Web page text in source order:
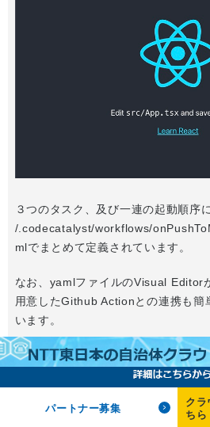
３つのタスク、及び一連の起動順序
/.codecatalyst/workflows/
mlでまとめて定義されています。
なお、yamlファイルのVisual Editor
用意したGithub Actionとの連携も簡
います。
パートナー募集
クラ
ちら